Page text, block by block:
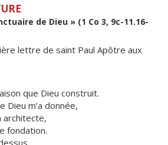
de Dieu » (1 Co 3, 9c-11.16-
lettre de saint Paul Apôtre aux
que Dieu construit.
Dieu m’a donnée,
architecte,
fondation.